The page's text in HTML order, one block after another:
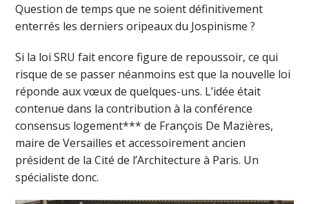
Question de temps que ne soient définitivement
enterrés les derniers oripeaux du Jospinisme ?
Si la loi SRU fait encore figure de repoussoir, ce qui
risque de se passer néanmoins est que la nouvelle loi
réponde aux vœux de quelques-uns. L’idée était
contenue dans la contribution à la conférence
consensus logement*** de François De Mazières,
maire de Versailles et accessoirement ancien
président de la Cité de l’Architecture à Paris. Un
spécialiste donc.